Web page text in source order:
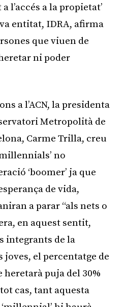
l’accés a la propietat’
entitat, IDRA, afirma
que viuen de
ni poder
a l’ACN, la presidenta
Metropolità de
Carme Trilla, creu
no
‘boomer’ ja que
de vida,
a parar “als nets o
en aquest sentit,
integrants de la
joves, el percentatge de
heretarà puja del 30%
cas, tant aquesta